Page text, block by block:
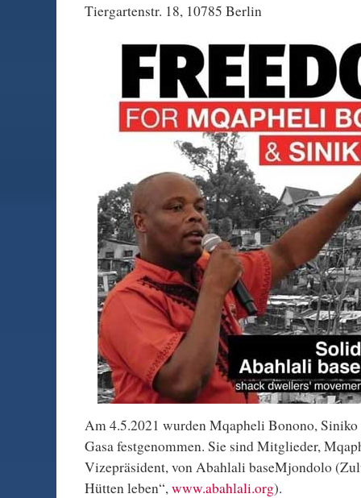
Tiergartenstr. 18, 10785 Berlin
Am 4.5.2021 wurden Mqapheli Bonono,
Gasa festgenommen. Sie sind Mitglieder,
Vizepräsident, von Abahlali baseMjondolo
Hütten leben“,www.abahlali.org).